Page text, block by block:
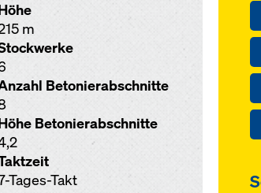
m
Betonierabschnitte
Betonierabschnitte
Tages-Takt